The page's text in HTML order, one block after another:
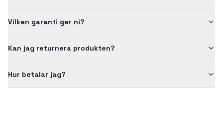
Vilken garanti ger ni?
Kan jag returnera produkten?
Hur betalar jag?